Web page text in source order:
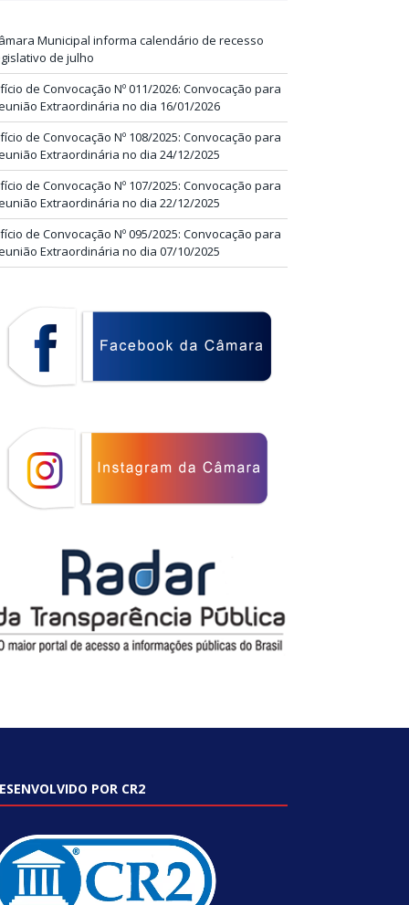
Municipal informa calendário de recesso
de julho
de Convocação Nº 011/2026: Convocação para
Extraordinária no dia 16/01/2026
de Convocação Nº 108/2025: Convocação para
Extraordinária no dia 24/12/2025
de Convocação Nº 107/2025: Convocação para
Extraordinária no dia 22/12/2025
de Convocação Nº 095/2025: Convocação para
Extraordinária no dia 07/10/2025
POR CR2